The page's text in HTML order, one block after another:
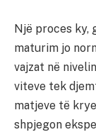
Një proces
maturim jo
vajzat në
viteve tek
matjeve të
shpjegon